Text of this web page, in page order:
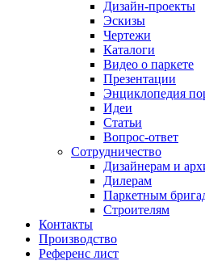
Дизайн-проекты
Эскизы
Чертежи
Каталоги
Видео о паркете
Презентации
Энциклопедия
Идеи
Статьи
Вопрос-ответ
Сотрудничество
Дизайнерам и
Дилерам
Паркетным
Строителям
Контакты
Производство
Референс лист